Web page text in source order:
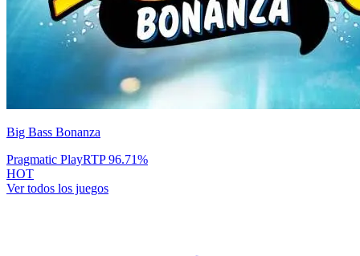
Big Bass Bonanza
Pragmatic PlayRTP96.71%
HOT
Ver todos los juegos